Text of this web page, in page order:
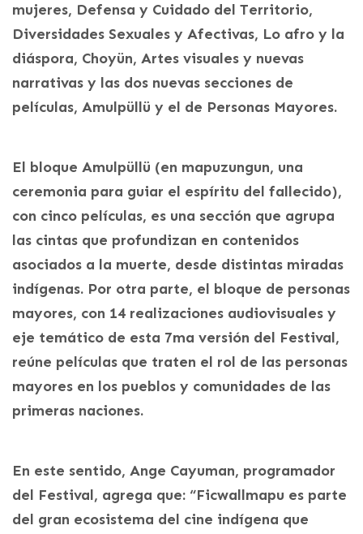
mujeres, Defensa y Cuidado del Territorio,
Diversidades Sexuales y Afectivas, Lo afro y la
diáspora, Choyün, Artes visuales y nuevas
narrativas y las dos nuevas secciones de
películas, Amulpüllü y el de Personas Mayores.
El bloque Amulpüllü (en mapuzungun, una
ceremonia para guiar el espíritu del fallecido),
con cinco películas, es una sección que agrupa
las cintas que profundizan en contenidos
asociados a la muerte, desde distintas miradas
indígenas. Por otra parte, el bloque de personas
mayores, con 14 realizaciones audiovisuales y
eje temático de esta 7ma versión del Festival,
reúne películas que traten el rol de las personas
mayores en los pueblos y comunidades de las
primeras naciones.
En este sentido, Ange Cayuman, programador
del Festival, agrega que: “Ficwallmapu es parte
del gran ecosistema del cine indígena que